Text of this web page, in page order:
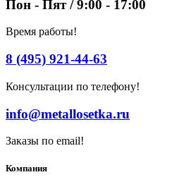
Пон - Пят / 9:00 - 17:00
Время работы!
8 (495) 921-44-63
Консультации по телефону!
info@metallosetka.ru
Заказы по email!
Компания